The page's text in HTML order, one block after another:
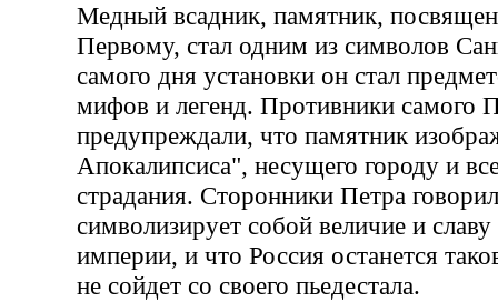
Медный всадник, памятник,
Первому, стал одним из символов
самого дня установки он стал
мифов и легенд. Противники самого
предупреждали, что памятник
Апокалипсиса", несущего городу и
страдания. Сторонники Петра
символизирует собой величие и
империи, и что Россия останется
не сойдет со своего пьедестала.